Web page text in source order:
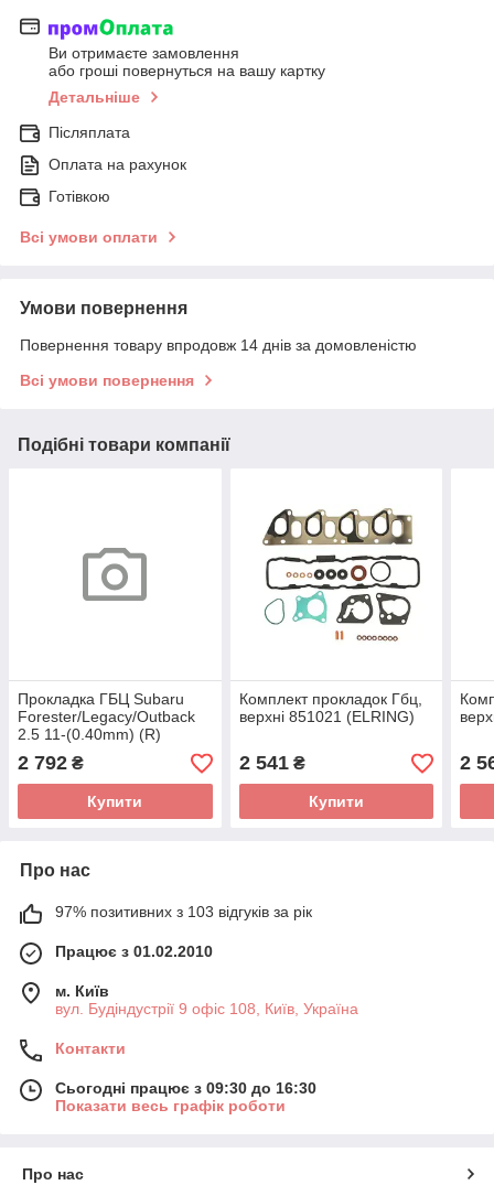
Ви отримаєте замовлення
або гроші повернуться на вашу картку
Детальніше
Післяплата
Оплата на рахунок
Готівкою
Всі умови оплати
Умови повернення
Повернення товару впродовж 14 днів за домовленістю
Всі умови повернення
Подібні товари компанії
Прокладка ГБЦ Subaru
Forester/Legacy/Outback
2.5 11-(0.40mm) (R)
792.700 (ELRING)
2 792 ₴
Купити
Комплект прокладок Гбц,
верхні 851021 (ELRING)
2 541₴
Купити
2
Про нас
97% позитивних з 103 відгуків за рік
Працює з 01.02.2010
м. Київ
вул. Будіндустрії 9 офіс 108, Київ, Україна
Контакти
Сьогодні працює з 09:30 до 16:30
Показати весь графік роботи
Про нас